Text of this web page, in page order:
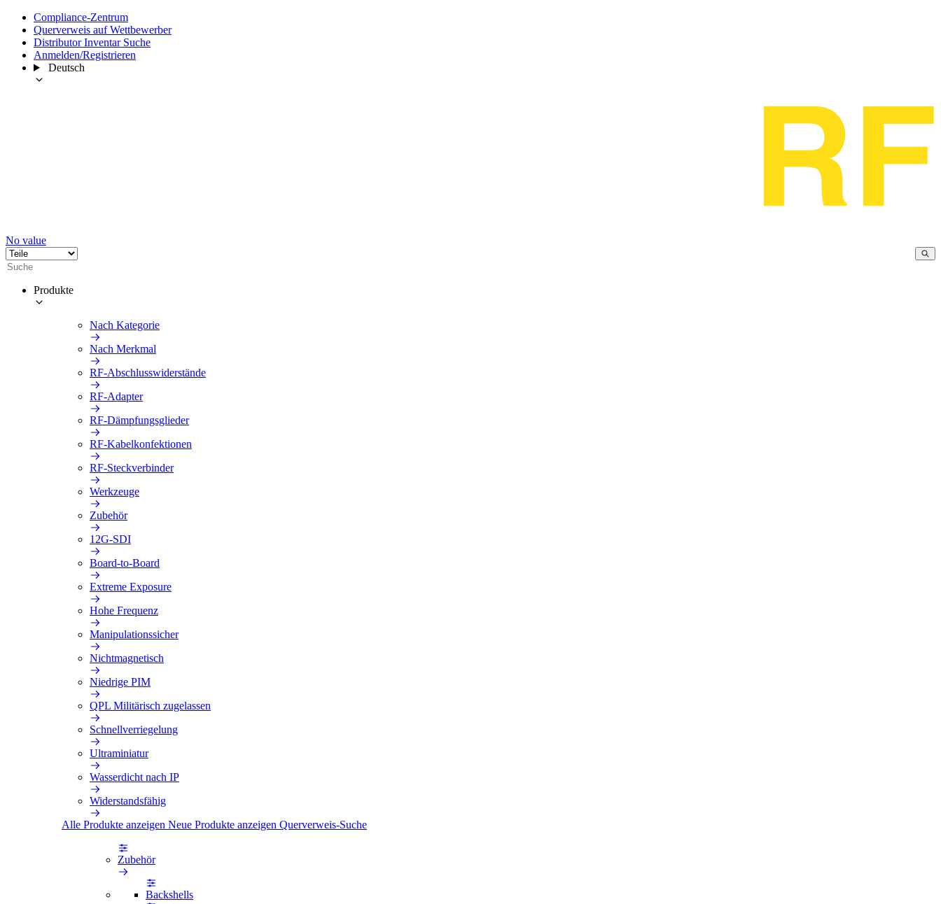
Compliance-Zentrum
Querverweis auf Wettbewerber
Distributor Inventar Suche
Anmelden/Registrieren
Deutsch
No value
Produkte
Nach Kategorie
Nach Merkmal
RF-Abschlusswiderstände
RF-Adapter
RF-Dämpfungsglieder
RF-Kabelkonfektionen
RF-Steckverbinder
Werkzeuge
Zubehör
12G-SDI
Board-to-Board
Extreme Exposure
Hohe Frequenz
Manipulationssicher
Nichtmagnetisch
Niedrige PIM
QPL Militärisch zugelassen
Schnellverriegelung
Ultraminiatur
Wasserdicht nach IP
Widerstandsfähig
Alle Produkte anzeigen Neue Produkte anzeigen Querverweis-Suche
Zubehör
Backshells